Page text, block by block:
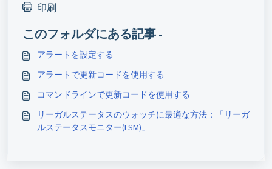
印刷
このフォルダにある記事 -
アラートを設定する
アラートで更新コードを使用する
コマンドラインで更新コードを使用する
リーガルステータスのウォッチに最適な方法：「リーガ
ルステータスモニター(LSM)」